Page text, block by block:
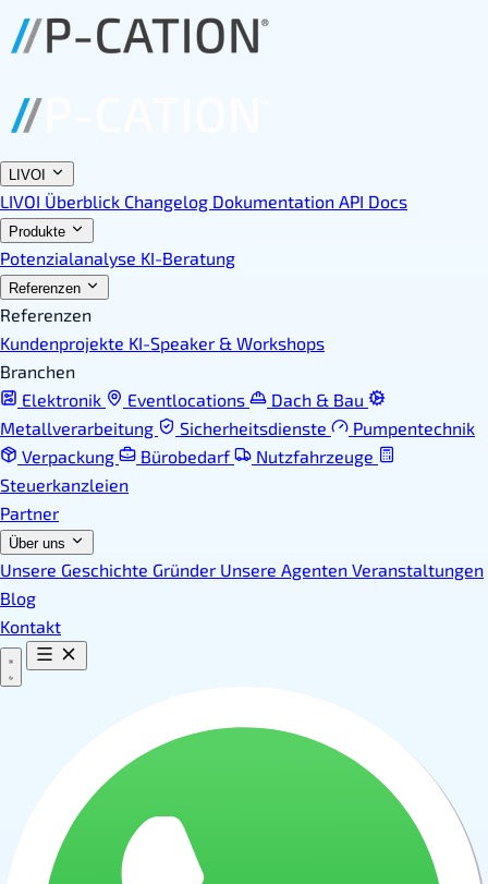
LIVOI
LIVOI Überblick Changelog Dokumentation API Docs
Produkte
Potenzialanalyse KI-Beratung
Referenzen
Referenzen
Kundenprojekte KI-Speaker & Workshops
Branchen
Elektronik
Eventlocations
Dach & Bau
Metallverarbeitung
Sicherheitsdienste
Pumpentechnik
Verpackung
Bürobedarf
Nutzfahrzeuge
Steuerkanzleien
Partner
Über uns
Unsere Geschichte Gründer Unsere Agenten Veranstaltungen
Blog
Kontakt